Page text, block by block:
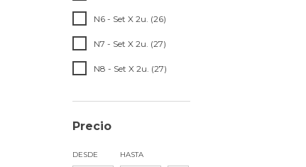
N6 - Set X 2u. (26)
N7 - Set X 2u. (27)
N8 - Set X 2u. (27)
Precio
DESDE HASTA